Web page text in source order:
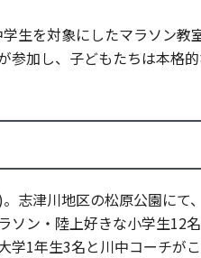
生を対象にしたマラソン教
参加し、子どもたちは本格
志津川地区の松原公園にて
ソン・陸上好きな小学生12
学1年生3名と川中コーチが